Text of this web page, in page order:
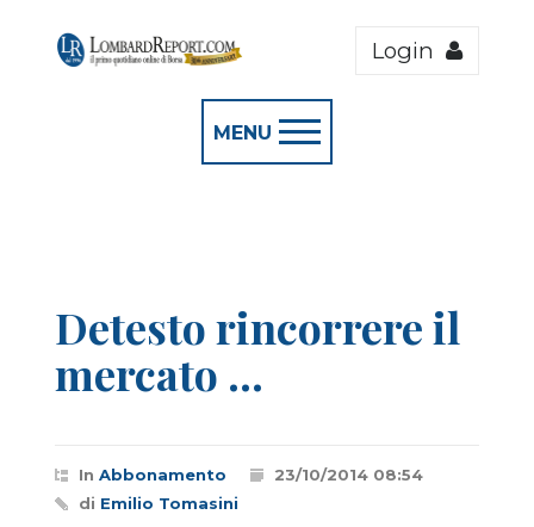
Login
MENU
Detesto rincorrere il
mercato ...
In Abbonamento
23/10/2014 08:54
di Emilio Tomasini